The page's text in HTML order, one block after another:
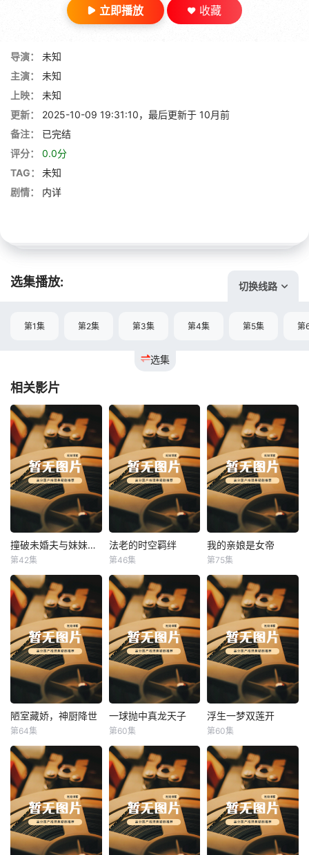
立即播放 收藏
导演：
未知
主演：
未知
上映：
未知
更新：
2025-10-09 19:31:10，最后更新于 10月前
备注：
已完结
评分：
0.0分
TAG：
未知
剧情：
内详
选集播放: 切换线路
选集
第1集 第2集 第3集 第4集 第5集 第
相关影片
撞破未婚夫与妹妹打野战 撞破未婚夫与妹妹打野战
第42集
法老的时空羁绊
法老的时空羁绊
第46集
我的亲娘是女帝
我的亲娘是女帝
第75集
陋室藏娇，神厨降世
陋室藏娇，神厨降世
第64集
一球抛中真龙天子
一球抛中真龙天子
第60集
浮生一梦双莲开
浮生一梦双莲开
第60集